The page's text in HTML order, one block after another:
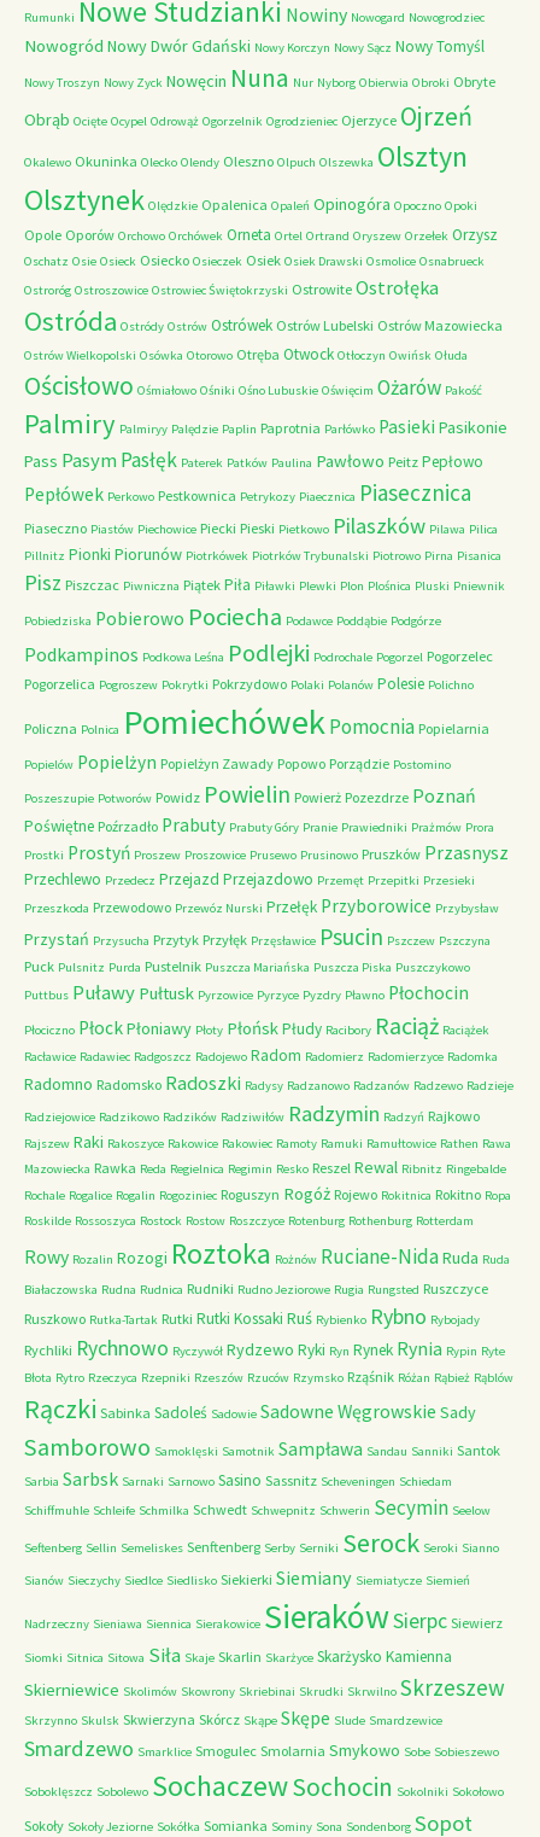
Rumunki Nowe Studzianki Nowiny Nowogard Nowogrodziec
Nowogród Nowy Dwór Gdański Nowy Korczyn Nowy Sącz Nowy Tomyśl
Nowy Troszyn Nowy Zyck Nowęcin Nuna Nur Nyborg Obierwia Obroki Obryte
Obrąb Ocięte Ocypel Odrowąż Ogorzelnik Ogrodzieniec Ojerzyce Ojrzeń
Okalewo Okuninka Olecko Olendy Oleszno Olpuch Olszewka Olsztyn
Olsztynek Olędzkie Opalenica Opaleń Opinogóra Opoczno Opoki
Opole Oporów Orchowo Orchówek Orneta Ortel Ortrand Oryszew Orzełek Orzysz
Oschatz Osie Osieck Osiecko Osieczek Osiek Osiek Drawski Osmolice Osnabrueck
Ostroróg Ostroszowice Ostrowiec Świętokrzyski Ostrowite Ostrołęka
Ostróda Ostródy Ostrów Ostrówek Ostrów Lubelski Ostrów Mazowiecka
Ostrów Wielkopolski Osówka Otorowo Otręba Otwock Otłoczyn Owińsk Ołuda
Ościsłowo Ośmiałowo Ośniki Ośno Lubuskie Oświęcim Ożarów Pakość
Palmiry Palmiryy Palędzie Paplin Paprotnia Parłówko Pasieki Pasikonie
Pass PasymPasłęk Paterek Patków Paulina Pawłowo Peitz Pepłowo
Pepłówek Perkowo Pestkownica Petrykozy Piaecznica Piasecznica
Piaseczno Piastów Piechowice Piecki Pieski Pietkowo Pilaszków Pilawa Pilica
Pillnitz Pionki Piorunów Piotrkówek Piotrków Trybunalski Piotrowo Pirna Pisanica
Pisz Piszczac Piwniczna Piątek Piła Piławki Plewki Plon Plośnica Pluski Pniewnik
Pobiedziska Pobierowo Pociecha Podawce Poddąbie Podgórze
Podkampinos Podkowa Leśna Podlejki Podrochale Pogorzel Pogorzelec
Pogorzelica Pogroszew Pokrytki Pokrzydowo Polaki Polanów Polesie Polichno
Policzna Polnica PomiechówekPomocnia Popielarnia
Popielów Popielżyn Popielżyn Zawady Popowo Porządzie Postomino
Poszeszupie Potworów Powidz Powielin Powierż Pozezdrze Poznań
Poświętne Poźrzadło Prabuty Prabuty Góry Pranie Prawiedniki Prażmów Prora
Prostki Prostyń Proszew Proszowice Prusewo Prusinowo Pruszków Przasnysz
Przechlewo Przedecz Przejazd Przejazdowo Przemęt Przepitki Przesieki
Przeszkoda Przewodowo Przewóz Nurski Przełęk Przyborowice Przybysław
Przystań Przysucha Przytyk Przyłęk Przęsławice Psucin Pszczew Pszczyna
Puck Pulsnitz Purda Pustelnik Puszcza Mariańska Puszcza Piska Puszczykowo
Puttbus Puławy Pułtusk Pyrzowice Pyrzyce Pyzdry Pławno Płochocin
Płociczno PłockPłoniawy Płoty PłońskPłudy Racibory Raciąż Raciążek
Racławice Radawiec Radgoszcz Radojewo Radom Radomierz Radomierzyce Radomka
Radomno Radomsko Radoszki Radysy Radzanowo Radzanów Radzewo Radzieje
Radziejowice Radzikowo Radzików Radziwiłów Radzymin Radzyń Rajkowo
Rajszew Raki Rakoszyce Rakowice Rakowiec Ramoty Ramuki Ramułtowice Rathen Rawa
Mazowiecka Rawka Reda Regielnica Regimin Resko Reszel Rewal Ribnitz Ringebalde
Rochale Rogalice Rogalin Rogoziniec Roguszyn Rogóż Rojewo Rokitnica Rokitno Ropa
Roskilde Rossoszyca Rostock Rostow Roszczyce Rotenburg Rothenburg Rotterdam
Rowy Rozalin Rozogi Roztoka Rożnów Ruciane-NidaRuda Ruda
Białaczowska Rudna Rudnica Rudniki Rudno Jeziorowe Rugia Rungsted Ruszczyce
Ruszkowo Rutka-Tartak Rutki Rutki Kossaki Ruś Rybienko Rybno Rybojady
Rychliki Rychnowo Ryczywół Rydzewo Ryki Ryn Rynek Rynia Rypin Ryte
Błota Rytro Rzeczyca Rzepniki Rzeszów Rzuców Rzymsko Rząśnik Różan Rąbież Rąblów
Rączki Sabinka Sadoleś Sadowie Sadowne Węgrowskie Sady
Samborowo Samoklęski Samotnik Sampława Sandau Sanniki Santok
Sarbia Sarbsk Sarnaki Sarnowo Sasino Sassnitz Scheveningen Schiedam
Schiffmuhle Schleife Schmilka Schwedt Schwepnitz Schwerin Secymin Seelow
Seftenberg Sellin Semeliskes Senftenberg Serby Serniki Serock Seroki Sianno
Sianów Sieczychy Siedlce Siedlisko Siekierki Siemiany Siemiatycze Siemień
Nadrzeczny Sieniawa Siennica Sierakowice SierakówSierpc Siewierz
Siomki Sitnica Sitowa Siła Skaje Skarlin Skarżyce Skarżysko Kamienna
Skierniewice Skolimów Skowrony Skriebinai Skrudki Skrwilno Skrzeszew
Skrzynno Skulsk Skwierzyna Skórcz Skąpe Skępe Slude Smardzewice
Smardzewo Smarklice Smogulec Smolarnia Smykowo Sobe Sobieszewo
Soboklęszcz Sobolewo SochaczewSochocin Sokolniki Sokołowo
Sokoły Sokoły Jeziorne Sokółka Somianka Sominy Sona Sondenborg Sopot